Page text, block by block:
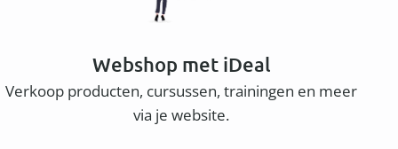
Webshop met iDeal
Verkoop producten, cursussen, trainingen en meer
via je website.